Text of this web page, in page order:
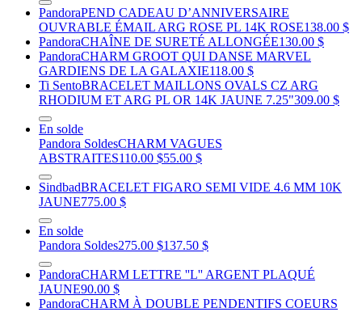
PandoraPEND CADEAU D’ANNIVERSAIRE
OUVRABLE ÉMAIL ARG ROSE PL 14K ROSE138.00 $
PandoraCHAÎNE DE SURETÉ ALLONGÉE130.00 $
PandoraCHARM GROOT QUI DANSE MARVEL
GARDIENS DE LA GALAXIE118.00 $
Ti SentoBRACELET MAILLONS OVALS CZ ARG
RHODIUM ET ARG PL OR 14K JAUNE 7.25"309.00 $
En solde
Pandora SoldesCHARM VAGUES
ABSTRAITES110.00 $55.00 $
SindbadBRACELET FIGARO SEMI VIDE 4.6 MM 10K
JAUNE775.00 $
En solde
Pandora Soldes275.00 $137.50 $
PandoraCHARM LETTRE ''L'' ARGENT PLAQUÉ
JAUNE90.00 $
PandoraCHARM À DOUBLE PENDENTIFS COEURS